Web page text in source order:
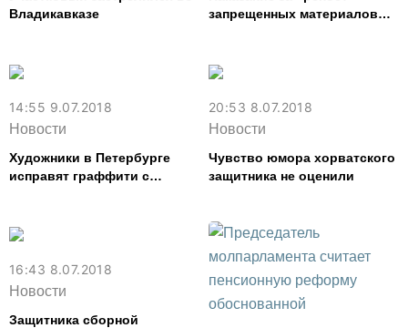
Владикавказе
запрещенных материалов
14:55 9.07.2018
Новости
Художники в Петербурге
исправят граффити с
20:53 8.07.2018
Новости
Чувство юмора хорватского
защитника не оценили
16:43 8.07.2018
Новости
Защитника сборной